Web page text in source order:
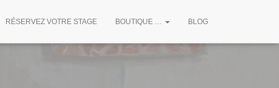
RÉSERVEZ VOTRE STAGE BOUTIQUE … BLOG